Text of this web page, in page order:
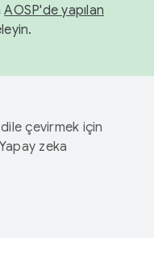
AOSP'de yapılan
çevirmek için
zeka